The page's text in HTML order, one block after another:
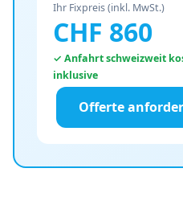
Ihr Fixpreis (inkl. MwSt.)
CHF 860
✓ Anfahrt schweizweit
inklusive
Offerte